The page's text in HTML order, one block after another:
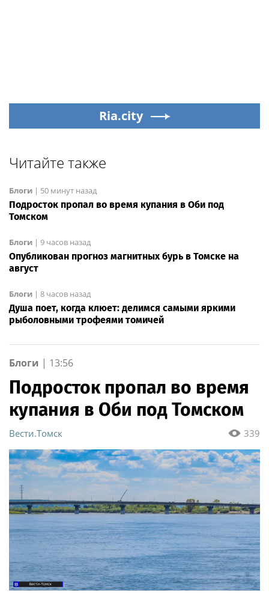
Ria.city
Читайте также
Блоги | 50 минут назад
Подросток пропал во время купания в Оби под
Томском
Блоги | 9 часов назад
Опубликован прогноз магнитных бурь в Томске на
август
Блоги | 8 часов назад
Душа поет, когда клюет: делимся самыми яркими
рыболовными трофеями томичей
Блоги | 13:56
Подросток пропал во время
купания в Оби под Томском
339
Вести.Томск